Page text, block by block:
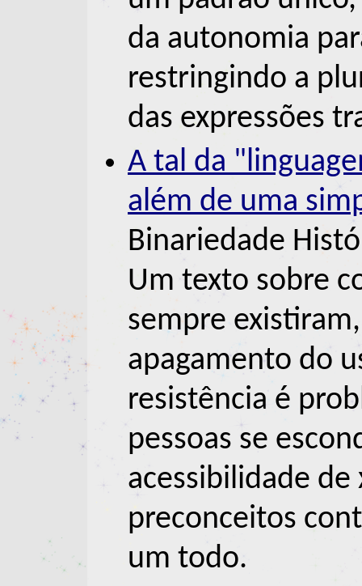
da autonomia
restringindo a
das expressões
A tal da
além de uma
Binariedade
Um texto sobre
sempre
apagamento do
resistência é
pessoas se
acessibilidade
preconceitos
um todo.